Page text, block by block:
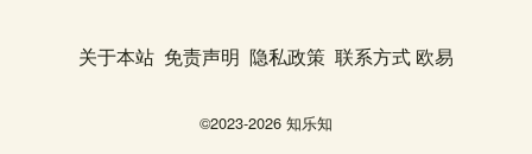
关于本站 免责声明 隐私政策 联系方式 欧易
©2023-2026 知乐知